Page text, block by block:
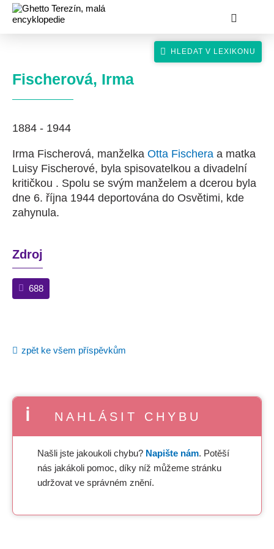
Fischerová, Irma
1884 - 1944
Irma Fischerová, manželka Otta Fischera a matka
Luisy Fischerové, byla spisovatelkou a divadelní
kritičkou . Spolu se svým manželem a dcerou byla
dne 6. října 1944 deportována do Osvětimi, kde
zahynula.
Zdroj
688
zpět ke všem příspěvkům
NAHLÁSIT CHYBU
Našli jste jakoukoli chybu? Napište nám. Potěší
nás jakákoli pomoc, díky níž můžeme stránku
udržovat ve správném znění.